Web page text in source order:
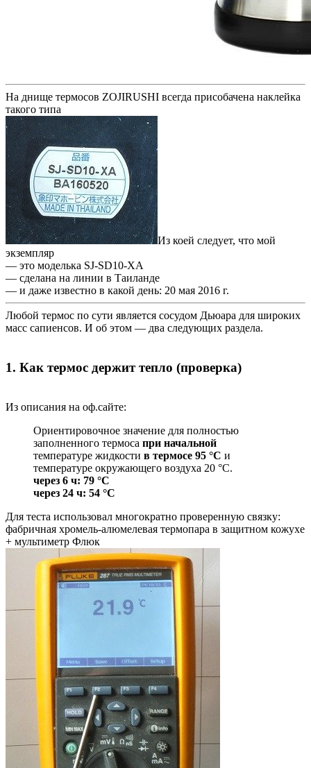
На днище термосов ZOJIRUSHI всегда присобачена наклейка
такого типа
Из коей следует, что мой
экземпляр
— это моделька SJ-SD10-XА
— сделана на линии в Таиланде
— и даже известно в какой день: 20 мая 2016 г.
Любой термос по сути является сосудом Дьюара для широких
масс сапиенсов. И об этом — два следующих раздела.
1. Как термос держит тепло (проверка)
Из описания на оф.сайте:
Ориентировочное значение для полностью
заполненного термоса при начальной
температуре жидкости в термосе 95 °C и
температуре окружающего воздуха 20 °C.
через 6 ч: 79 °C
через 24 ч: 54 °C
Для теста использовал многократно проверенную связку:
фабричная хромель-алюмелевая термопара в защитном кожухе
+ мультиметр Флюк